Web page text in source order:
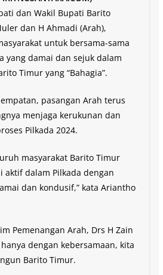
dan Wakil Bupati Barito
dan H Ahmadi (Arah),
untuk bersama-sama
yang damai dan sejuk dalam
Timur yang “Bahagia”.
pasangan Arah terus
menjaga kerukunan dan
Pilkada 2024.
masyarakat Barito Timur
dalam Pilkada dengan
dan kondusif,” kata Ariantho
Pemenangan Arah, Drs H Zain
dengan kebersamaan, kita
Barito Timur.